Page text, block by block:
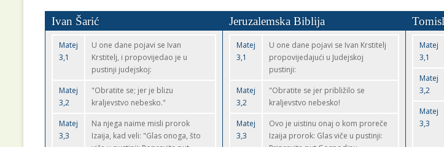
Ivan Šarić Jeruzalemska Biblija
Matej
3,1
U one dane pojavi se Ivan
Krstitelj, i propovijedao je u
pustinji judejskoj:
Matej
3,2
"Obratite se; jer je blizu
kraljevstvo nebesko."
Matej
3,3
Na njega naime misli prorok
Izaija, kad veli: "Glas onoga, što
Matej
3,1
U one dane pojavi se Ivan Krstitelj
propovijedajući u Judejskoj
pustinji:
Matej
3,2
"Obratite se jer približilo se
kraljevstvo nebesko!
Matej
3,3
Ovo je uistinu onaj o kom proreče
Izaija prorok: Glas viče u pustinji:
Matej
3,1
Matej
3,2
Matej
3,3